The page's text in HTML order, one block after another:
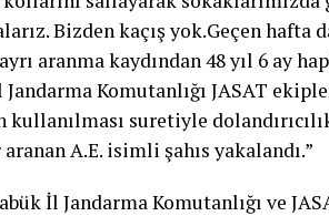
Bizden kaçış yok.Geçen hafta
aranma kaydından 48 yıl 6 ay
Komutanlığı JASAT
suretiyle
A.E. isimli şahıs yakalandı.”
İl Jandarma Komutanlığı ve